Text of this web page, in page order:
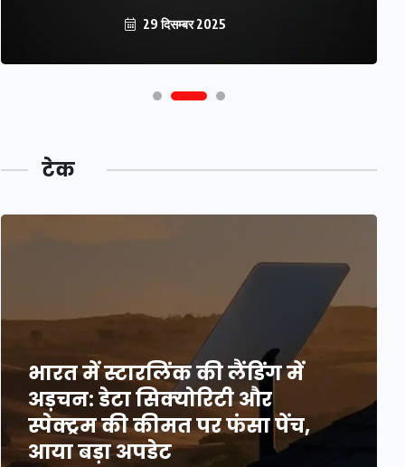
29 दिसम्बर 2025
टेक
भारत में स्टारलिंक की लैंडिंग में
अड़चन: डेटा सिक्योरिटी और
स्पेक्ट्रम की कीमत पर फंसा पेंच,
आया बड़ा अपडेट